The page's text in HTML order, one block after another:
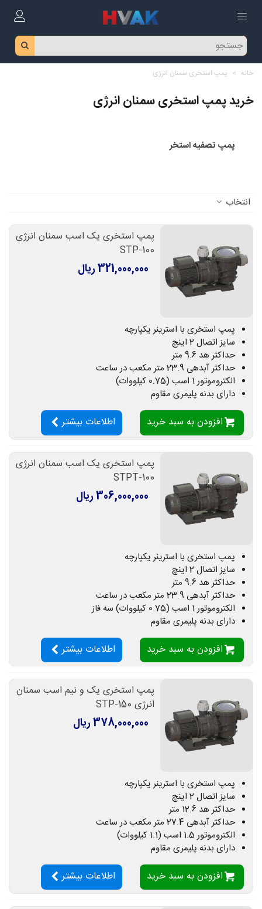
خانه > پمپ استخری سمنان انرژی
خرید پمپ استخری سمنان انرژی
پمپ تصفیه استخر
انتخاب
پمپ استخری یک اسب سمنان انرژی
STP-100
321,000,000 ریال
پمپ استخری با استرینر یکپارچه
سایز اتصال 2 اینچ
حداکثر هد 9.6 متر
حداکثر آبدهی 23.9 متر مکعب در ساعت
الکتروموتور 1 اسب (0.75 کیلووات)
دارای بدنه پلیمری مقاوم
افزودن به سبد خرید اطلاعات بیشتر
پمپ استخری یک اسب سمنان انرژی
STPT-100
306,000,000 ریال
پمپ استخری با استرینر یکپارچه
سایز اتصال 2 اینچ
حداکثر هد 9.6 متر
حداکثر آبدهی 23.9 متر مکعب در ساعت
الکتروموتور 1 اسب (0.75 کیلووات) سه فاز
دارای بدنه پلیمری مقاوم
افزودن به سبد خرید اطلاعات بیشتر
پمپ استخری یک و نیم اسب سمنان
انرژی STP-150
378,000,000 ریال
پمپ استخری با استرینر یکپارچه
سایز اتصال 2 اینچ
حداکثر هد 12.6 متر
حداکثر آبدهی 27.4 متر مکعب در ساعت
الکتروموتور 1.5 اسب (1.1 کیلووات)
دارای بدنه پلیمری مقاوم
افزودن به سبد خرید اطلاعات بیشتر